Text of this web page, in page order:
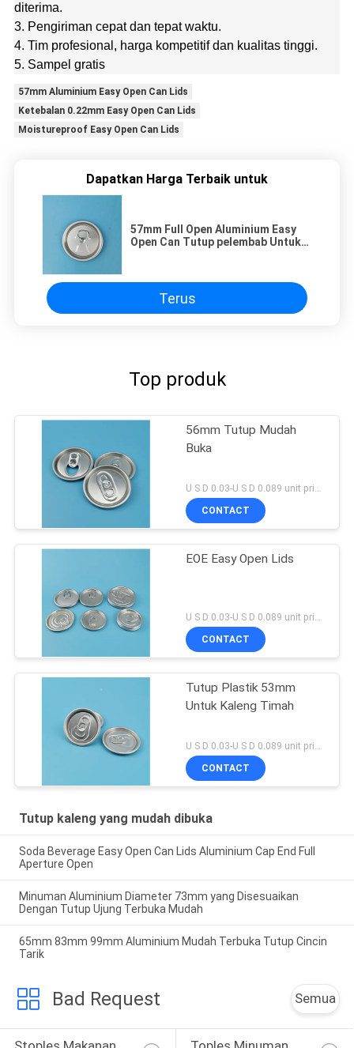
diterima.
3. Pengiriman cepat dan tepat waktu.
4. Tim profesional, harga kompetitif dan kualitas tinggi.
5. Sampel gratis
57mm Aluminium Easy Open Can Lids
Ketebalan 0.22mm Easy Open Can Lids
Moistureproof Easy Open Can Lids
Dapatkan Harga Terbaik untuk
57mm Full Open Aluminium Easy
Open Can Tutup pelembab Untuk
Terus
Top produk
56mm Tutup Mudah
Buka
U S D 0.03-U S D 0.089 unit price MOQ:5000 Pcs
CONTACT
EOE Easy Open Lids
CONTACT
Tutup Plastik 53mm
Untuk Kaleng Timah
CONTACT
Tutup kaleng yang mudah dibuka
Soda Beverage Easy Open Can Lids Aluminium Cap End Full
Aperture Open
Minuman Aluminium Diameter 73mm yang Disesuaikan
Dengan Tutup Ujung Terbuka Mudah
65mm 83mm 99mm Aluminium Mudah Terbuka Tutup Cincin
Tarik
Bad Request Semua